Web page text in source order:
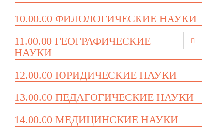
10.00.00 ФИЛОЛОГИЧЕСКИЕ НАУКИ
11.00.00 ГЕОГРАФИЧЕСКИЕ
НАУКИ
12.00.00 ЮРИДИЧЕСКИЕ НАУКИ
13.00.00 ПЕДАГОГИЧЕСКИЕ НАУКИ
14.00.00 МЕДИЦИНСКИЕ НАУКИ